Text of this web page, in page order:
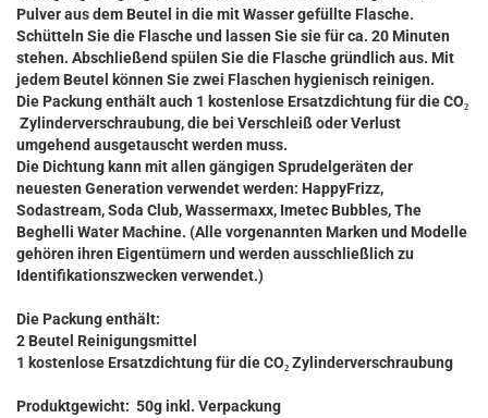
Pulver aus dem Beutel in die mit Wasser gefüllte Flasche.
Schütteln Sie die Flasche und lassen Sie sie für ca. 20 Minuten
stehen. Abschließend spülen Sie die Flasche gründlich aus. Mit
jedem Beutel können Sie zwei Flaschen hygienisch reinigen.
Die Packung enthält auch 1 kostenlose Ersatzdichtung für die CO₂
Zylinderverschraubung, die bei Verschleiß oder Verlust
umgehend ausgetauscht werden muss.
Die Dichtung kann mit allen gängigen Sprudelgeräten der
neuesten Generation verwendet werden: HappyFrizz,
Sodastream, Soda Club, Wassermaxx, Imetec Bubbles, The
Beghelli Water Machine. (Alle vorgenannten Marken und Modelle
gehören ihren Eigentümern und werden ausschließlich zu
Identifikationszwecken verwendet.)
Die Packung enthält:
2 Beutel Reinigungsmittel
1 kostenlose Ersatzdichtung für die CO₂ Zylinderverschraubung
Produktgewicht: 50g inkl. Verpackung